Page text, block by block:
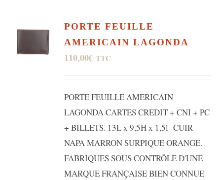
PORTE FEUILLE
AMERICAIN LAGONDA
110,00€ TTC
PORTE FEUILLE AMERICAIN
LAGONDA CARTES CREDIT + CNI + PC
+ BILLETS. 13L x 9,5H x 1,5l CUIR
NAPA MARRON SURPIQUE ORANGE.
FABRIQUES SOUS CONTRÔLE D'UNE
MARQUE FRANÇAISE BIEN CONNUE